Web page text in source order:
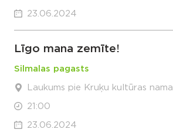
23.06.2024
Līgo mana zemīte!
Silmalas pagasts
Laukums pie Kruķu kultūras nama
21:00
23.06.2024